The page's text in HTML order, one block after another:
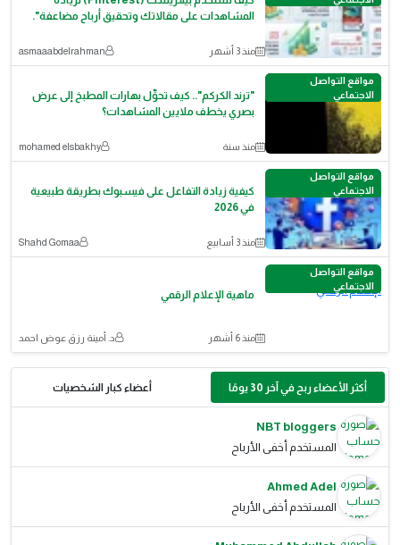
المشاهدات على مقالاتك وتحقيق أرباح مضاعفة".
منذ 3 أشهر asmaaabdelrahman
مواقع التواصل
الاجتماعي
"ترند الكركم".. كيف تحوِّل بهارات المطبخ إلى عرض
بصري يخطف ملايين المشاهدات؟
منذ سنة mohamed elsbakhy
مواقع التواصل
الاجتماعي
كيفية زيادة التفاعل على فيسبوك بطريقة طبيعية
في 2026
منذ 3 أسابيع Shahd Gomaa
مواقع التواصل
الاجتماعي
ماهية الإعلام الرقمي
منذ 6 أشهر د. أمينة رزق عوض احمد
أكثر الأعضاء ربح في آخر 30 يومًا أعضاء كبار الشخصيات
NBT bloggers
المستخدم أخفى الأرباح
Ahmed Adel
المستخدم أخفى الأرباح